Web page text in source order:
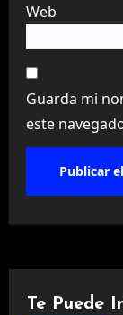
Web
Guarda mi
este
Te Puede